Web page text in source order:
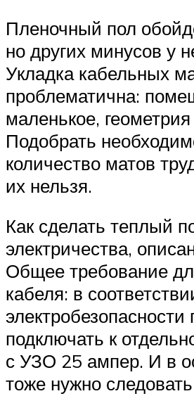
Пленочный пол
но других минусов у
Укладка кабельных
проблематична:
маленькое,
Подобрать
количество матов
их нельзя.
Как сделать теплый
электричества,
Общее требование
кабеля: в
электробезопасности
подключать к
с УЗО 25 ампер. И в
тоже нужно